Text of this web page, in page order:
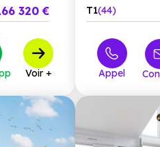
320 €
Voir +
T1 44
Appel